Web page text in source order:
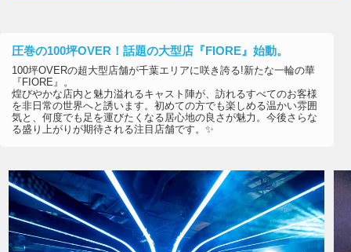
圧巻の100坪OVER！話題の大型店『FIORE』始動。
100坪OVERの超大型店舗が千葉エリアに咲き誇る!新たな一輪の華
『FIORE』。
煌びやかな店内と魅力溢れるキャスト陣が、訪れるすべてのお客様
を非日常の世界へと誘います。初めての方でも楽しめる温かい雰囲
気と、何度でも足を運びたくなる居心地の良さが魅力。今後さらな
る盛り上がりが期待される注目店舗です。✨